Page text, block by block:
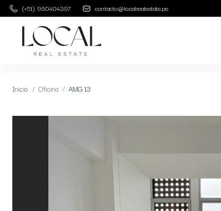
(+51) 960404397 contacto@localrealestate.pe
Inicio Oficina AMG 13